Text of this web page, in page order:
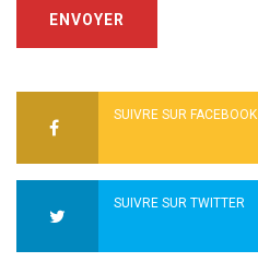
ENVOYER
SUIVRE SUR FACEBOOK
SUIVRE SUR TWITTER